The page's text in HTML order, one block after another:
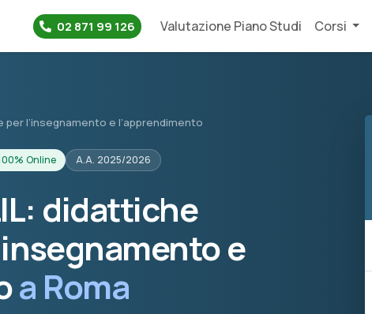
02 871 99 126 Valutazione Piano Studi Corsi
l’insegnamento e l’apprendimento
Online A.A. 2025/2026
didattiche
e
a Roma